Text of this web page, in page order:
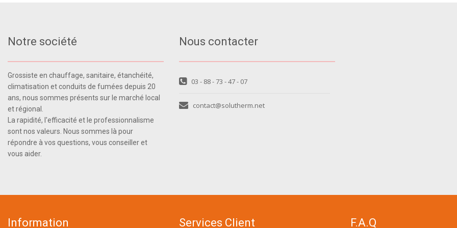
Notre société
Grossiste en chauffage, sanitaire, étanchéité,
climatisation et conduits de fumées depuis 20
ans, nous sommes présents sur le marché local
et régional.
La rapidité, l'efficacité et le professionnalisme
sont nos valeurs. Nous sommes là pour
répondre à vos questions, vous conseiller et
vous aider.
Nous contacter
03 - 88 - 73 - 47 - 07
contact@solutherm.net
Information Services Client F.A.Q